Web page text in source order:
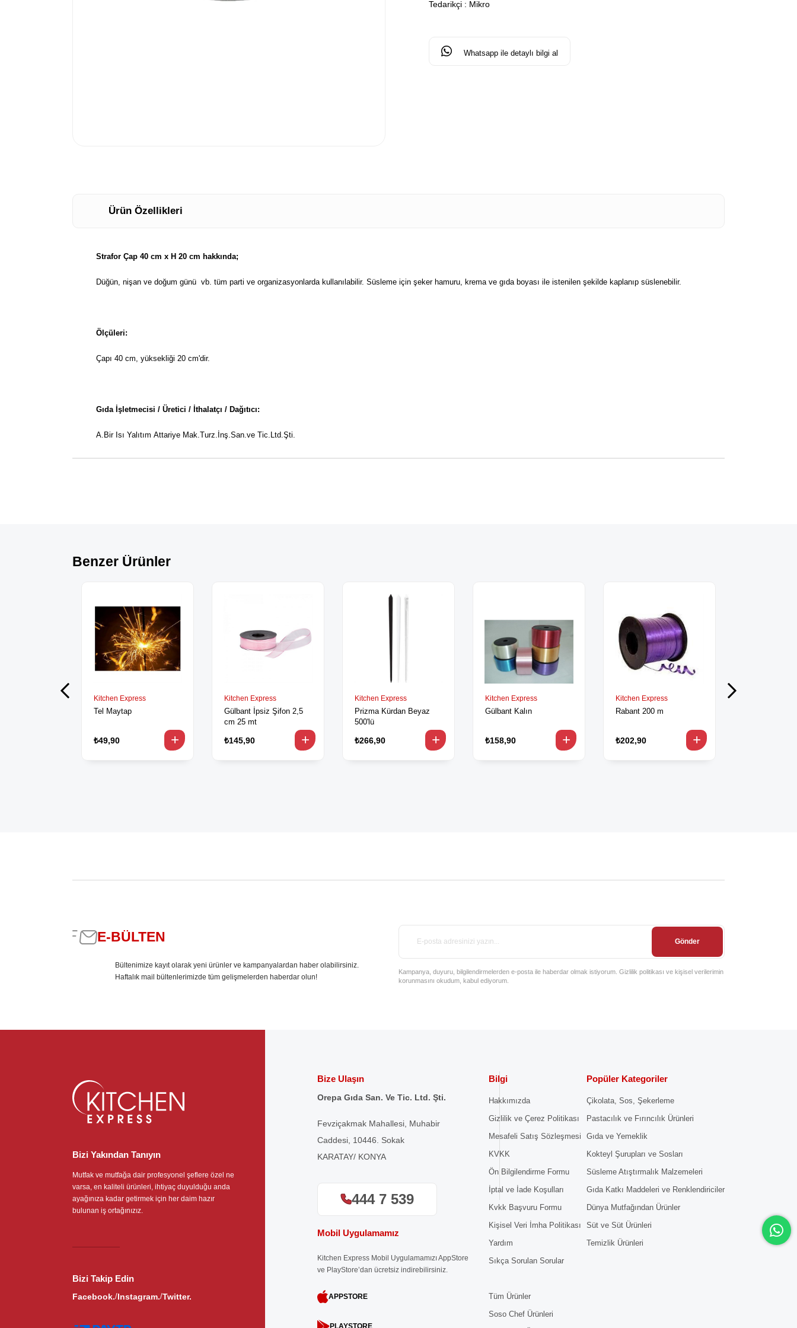
Tedarikçi : Mikro
Whatsapp ile detaylı bilgi al
Ürün Özellikleri
Strafor Çap 40 cm x H 20 cm hakkında;
Düğün, nişan ve doğum günü vb. tüm parti ve organizasyonlarda kullanılabilir. Süsleme için şeker hamuru, krema ve gıda boyası ile istenilen şekilde kaplanıp süslenebilir.
Ölçüleri:
Çapı 40 cm, yüksekliği 20 cm'dir.
Gıda İşletmecisi / Üretici / İthalatçı / Dağıtıcı:
A.Bir Isı Yalıtım Attariye Mak.Turz.İnş.San.ve Tic.Ltd.Şti.
Benzer Ürünler
Kitchen Express
Tel Maytap
₺49,90
Kitchen Express
Gülbant İpsiz Şifon 2,5
cm 25 mt
₺145,90
Kitchen Express
Prizma Kürdan Beyaz
500'lü
₺266,90
Kitchen Express
Gülbant Kalın
₺158,90
Kitchen Express
Rabant 200 m
₺202,90
E-BÜLTEN
Bültenimize kayıt olarak yeni ürünler ve kampanyalardan haber olabilirsiniz.
Haftalık mail bültenlerimizde tüm gelişmelerden haberdar olun!
Gönder
Kampanya, duyuru, bilgilendirmelerden e-posta ile haberdar olmak istiyorum. Gizlilik politikası ve kişisel verilerimin
korunmasını okudum, kabul ediyorum.
Bizi Yakından Tanıyın
Mutfak ve mutfağa dair profesyonel şeflere özel ne
varsa, en kaliteli ürünleri, ihtiyaç duyulduğu anda
ayağınıza kadar getirmek için her daim hazır
bulunan iş ortağınızız.
Bizi Takip Edin
Facebook./Instagram./Twitter.
Bize Ulaşın
Orepa Gıda San. Ve Tic. Ltd. Şti.
Fevziçakmak Mahallesi, Muhabir
Caddesi, 10446. Sokak
KARATAY/ KONYA
444 7 539
Mobil Uygulamamız
Kitchen Express Mobil Uygulamamızı AppStore
ve PlayStore’dan ücretsiz indirebilirsiniz.
APPSTORE
PLAYSTORE
Bilgi
Hakkımızda
Gizlilik ve Çerez Politikası
Mesafeli Satış Sözleşmesi
KVKK
Ön Bilgilendirme Formu
İptal ve İade Koşulları
Kvkk Başvuru Formu
Kişisel Veri İmha Politikası
Yardım
Sıkça Sorulan Sorular
Tüm Ürünler
Soso Chef Ürünleri
Popüler Kategoriler
Çikolata, Sos, Şekerleme
Pastacılık ve Fırıncılık Ürünleri
Gıda ve Yemeklik
Kokteyl Şurupları ve Sosları
Süsleme Atıştırmalık Malzemeleri
Gıda Katkı Maddeleri ve Renklendiriciler
Dünya Mutfağından Ürünler
Süt ve Süt Ürünleri
Temizlik Ürünleri